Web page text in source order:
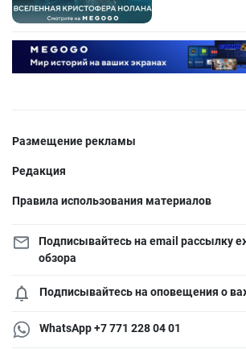
Размещение рекламы
Редакция
Правила использования материалов
Подписывайтесь на email рассылку
обзора
Подписывайтесь на оповещения о
WhatsApp +7 771 228 04 01